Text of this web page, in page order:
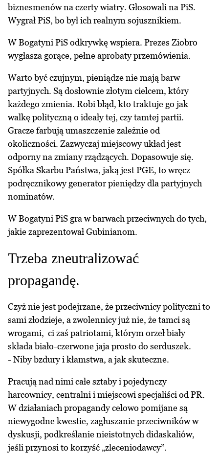
biznesmenów na czerty wiatry. Głosowali na PiS.
Wygrał PiS, bo był ich realnym sojusznikiem.
W Bogatyni PiS odkrywkę wspiera. Prezes Ziobro
wygłasza gorące, pełne aprobaty przemówienia.
Warto być czujnym, pieniądze nie mają barw
partyjnych. Są dosłownie złotym cielcem, który
każdego zmienia. Robi błąd, kto traktuje go jak
walkę polityczną o ideały tej, czy tamtej partii.
Gracze farbują umaszczenie zależnie od
okoliczności. Zazwyczaj miejscowy układ jest
odporny na zmiany rządzących. Dopasowuje się.
Spółka Skarbu Państwa, jaką jest PGE, to wręcz
podręcznikowy generator pieniędzy dla partyjnych
nominatów.
W Bogatyni PiS gra w barwach przeciwnych do tych,
jakie zaprezentował Gubinianom.
Trzeba zneutralizować
propagandę.
Czyż nie jest podejrzane, że przeciwnicy polityczni to
sami złodzieje, a zwolennicy już nie, że tamci są
wrogami, ci zaś patriotami, którym orzeł biały
składa biało-czerwone jaja prosto do serduszek.
- Niby bzdury i kłamstwa, a jak skuteczne.
Pracują nad nimi całe sztaby i pojedynczy
harcownicy, centralni i miejscowi specjaliści od PR.
W działaniach propagandy celowo pomijane są
niewygodne kwestie, zagłuszanie przeciwników w
dyskusji, podkreślanie nieistotnych didaskaliów,
jeśli przynosi to korzyść „zleceniodawcy”.